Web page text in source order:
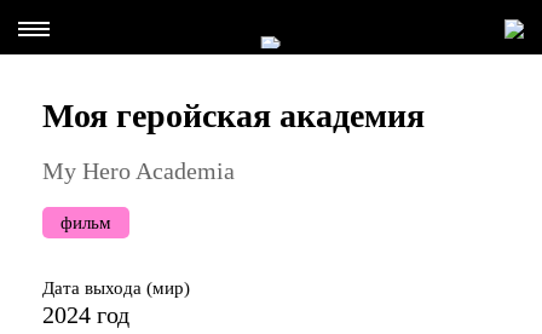
Моя геройская академия
My Hero Academia
фильм
Дата выхода (мир)
2024 год